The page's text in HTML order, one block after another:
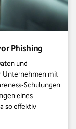
Phishing
und
Unternehmen mit
Schulungen
eines
so effektiv